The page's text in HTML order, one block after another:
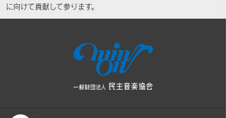
に向けて貢献して参ります。